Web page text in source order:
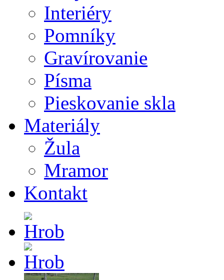
Interiéry
Pomníky
Gravírovanie
Písma
Pieskovanie skla
Materiály
Žula
Mramor
Kontakt